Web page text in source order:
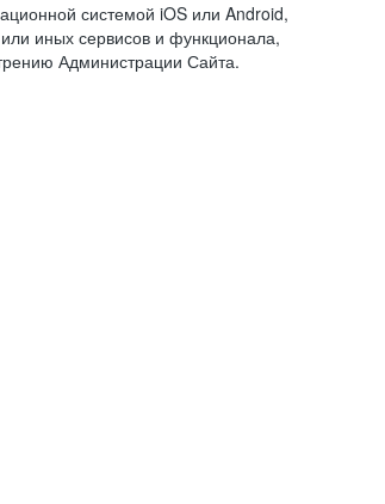
системой iOS или Android,
иных сервисов и функционала,
Администрации Сайта.